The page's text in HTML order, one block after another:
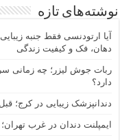
نوشته‌های تازه
آیا ارتودنسی فقط جنبه
دهان، فک و کیفیت زندگی
ربات جوش لیزر؛ چه زمانی
دارد؟
دندانپزشک زیبایی در کرج؛
ایمپلنت دندان در غرب